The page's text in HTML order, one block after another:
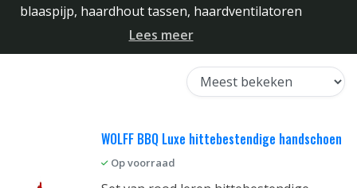
blaaspijp, haardhout tassen, haardventilatoren
Lees meer
WOLFF BBQ Luxe hittebestendige handschoen
Op voorraad